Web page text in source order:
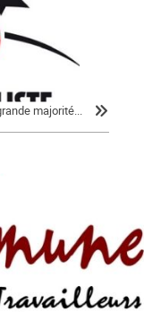
- Jeudi 30 janvier
peu dire que
majorité...